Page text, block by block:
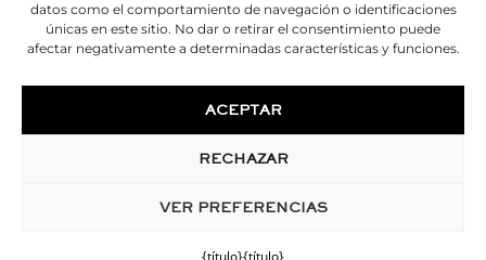
datos como el comportamiento de navegación o identificaciones
únicas en este sitio. No dar o retirar el consentimiento puede
afectar negativamente a determinadas características y funciones.
ACEPTAR
RECHAZAR
VER PREFERENCIAS
{título}{título}